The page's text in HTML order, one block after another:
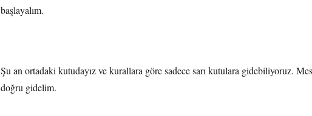
başlayalım.
Şu an ortadaki kutudayız ve kurallara göre sadece sarı kutulara gidebiliyoruz.
doğru gidelim.